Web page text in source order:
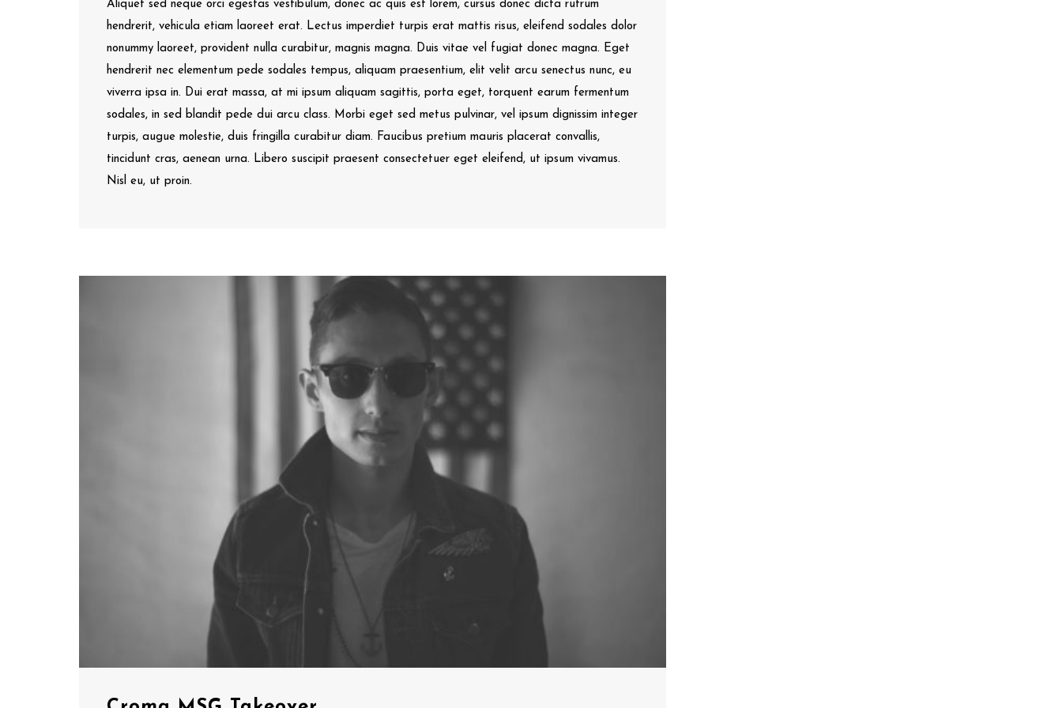
Aliquet sed neque orci egestas vestibulum, donec ac quis est lorem, cursus donec dicta rutrum
hendrerit, vehicula etiam laoreet erat. Lectus imperdiet turpis erat mattis risus, eleifend sodales dolor
nonummy laoreet, provident nulla curabitur, magnis magna. Duis vitae vel fugiat donec magna. Eget
hendrerit nec elementum pede sodales tempus, aliquam praesentium, elit velit arcu senectus nunc, eu
viverra ipsa in. Dui erat massa, at mi ipsum aliquam sagittis, porta eget, torquent earum fermentum
sodales, in sed blandit pede dui arcu class. Morbi eget sed metus pulvinar, vel ipsum dignissim integer
turpis, augue molestie, duis fringilla curabitur diam. Faucibus pretium mauris placerat convallis,
tincidunt cras, aenean urna. Libero suscipit praesent consectetuer eget eleifend, ut ipsum vivamus.
Nisl eu, ut proin.